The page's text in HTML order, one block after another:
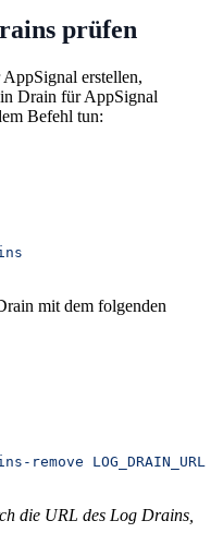
prüfen
erstellen,
Drain für AppSignal
Befehl tun:
mit dem folgenden
remove LOG_DRAIN_URL
die URL des Log Drains,